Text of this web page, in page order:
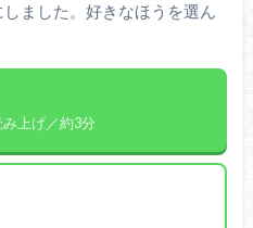
ました。好きなほうを選ん
上げ／約3分